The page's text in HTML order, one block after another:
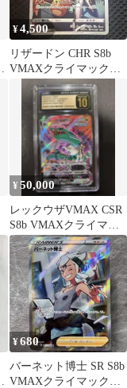
¥4,500
リザードン CHR S8b
VMAXクライマックス
187/184
¥50,000
レックウザVMAX CSR
S8b VMAXクライマッ
クス 252/184
¥680
バーネット博士 SR S8b
VMAXクライマックス